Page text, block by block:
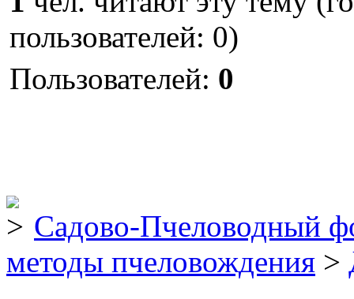
пользователей: 0)
Пользователей: 0
Садово-Пчеловодный
методы пчеловождения >